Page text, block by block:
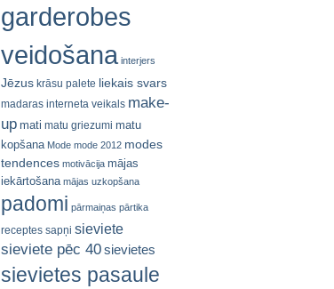
garderobes
veidošana interjers
Jēzus krāsu palete liekais svars
madaras interneta veikals make-
up mati matu griezumi matu
kopšana Mode mode 2012 modes
tendences motivācija mājas
iekārtošana mājas uzkopšana
padomi pārmaiņas pārtika
receptes sapņi sieviete
sieviete pēc 40sievietes
sievietes pasaule